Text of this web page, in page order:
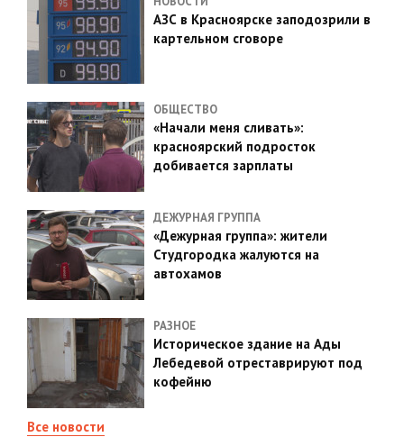
АЗС в Красноярске заподозрили в
картельном сговоре
ОБЩЕСТВО
«Начали меня сливать»:
красноярский подросток
добивается зарплаты
ДЕЖУРНАЯ ГРУППА
«Дежурная группа»: жители
Студгородка жалуются на
автохамов
РАЗНОЕ
Историческое здание на Ады
Лебедевой отреставрируют под
кофейню
Все новости